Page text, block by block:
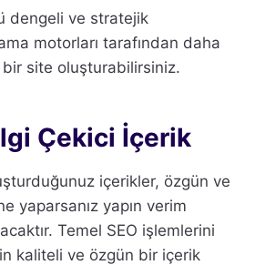
dengeli ve stratejik
motorları tarafından daha
site oluşturabilirsiniz.
Çekici İçerik
içerikler, özgün ve
yaparsanız yapın verim
Temel SEO işlemlerini
kaliteli ve özgün bir içerik